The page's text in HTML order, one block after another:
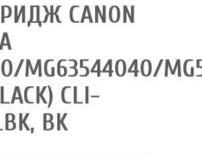
CANON
MG63544040/
CLI-
BK